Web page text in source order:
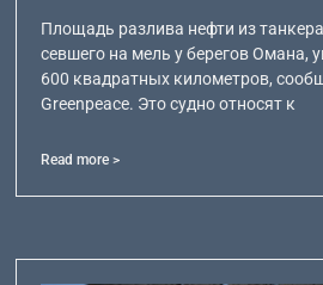
Площадь разлива нефти из
севшего на мель у берегов Омана,
600 квадратных километров,
Greenpeace. Это судно относят к
Read more >